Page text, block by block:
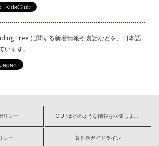
Tree に関する新着情報や裏話などを、日本語
います。
リシー OUPはどのような情報を収集しますか?
シー 著作権ガイドライン